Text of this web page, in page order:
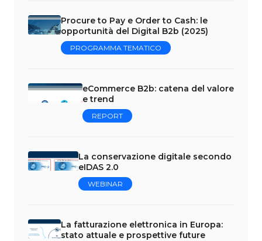
Procure to Pay e Order to Cash: le
opportunità del Digital B2b (2025)
PROGRAMMA TEMATICO
eCommerce B2b: catena del valore
e trend
REPORT
La conservazione digitale secondo
eIDAS 2.0
WEBINAR
La fatturazione elettronica in Europa:
stato attuale e prospettive future